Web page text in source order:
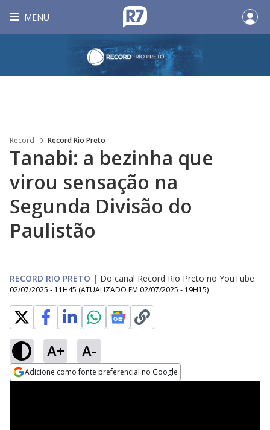
MENU
Record Record Rio Preto
Tanabi: a bezinha que
virou sensação na
Segunda Divisão do
Paulistão
RECORD RIO PRETO | Do canal Record Rio Preto no YouTube
02/07/2025 - 11H45 (ATUALIZADO EM 02/07/2025 - 19H15)
A+ A-
Adicione como fonte preferencial no Google